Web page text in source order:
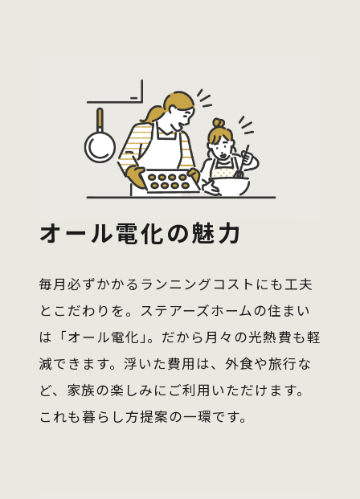
オール電化の魅力
毎月必ずかかるランニングコストにも工夫
とこだわりを。ステアーズホームの住まい
は 「オール電化」。だから月々の光熱費も軽
減できます。浮いた費用は、外食や旅行な
ど、家族の楽しみにご利用いただけます。
これも暮らし方提案の一環です。